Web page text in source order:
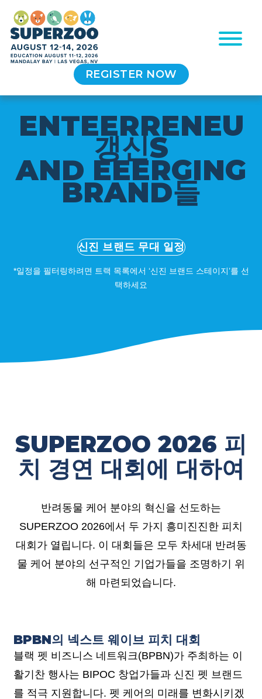
REGISTER NOW
ENTEERRENEU
갱신S
AND EEERGING
BRAND들
신진 브랜드 무대 일정
*일정을 필터링하려면 트랙 목록에서 ‘신진 브랜드 스테이지’를 선
택하세요
SUPERZOO 2026 피
치 경연 대회에 대하여
반려동물 케어 분야의 혁신을 선도하는
SUPERZOO 2026에서 두 가지 흥미진진한 피치
대회가 열립니다. 이 대회들은 모두 차세대 반려동
물 케어 분야의 선구적인 기업가들을 조명하기 위
해 마련되었습니다.
BPBN의 넥스트 웨이브 피치 대회
블랙 펫 비즈니스 네트워크(BPBN)가 주최하는 이
활기찬 행사는 BIPOC 창업가들과 신진 펫 브랜드
를 적극 지원합니다. 펫 케어의 미래를 변화시키겠